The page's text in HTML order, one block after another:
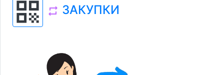
qr_code repeat ЗАКУПКИ